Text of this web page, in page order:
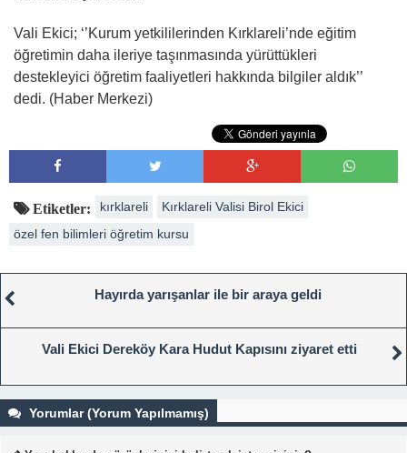
Vali Ekici; ‘’Kurum yetkililerinden Kırklareli’nde eğitim
öğretimin daha ileriye taşınmasında yürüttükleri
destekleyici öğretim faaliyetleri hakkında bilgiler aldık’’
dedi. (Haber Merkezi)
Etiketler: kırklareli
Kırklareli Valisi Birol Ekici
özel fen bilimleri öğretim kursu
Hayırda yarışanlar ile bir araya geldi
Vali Ekici Dereköy Kara Hudut Kapısını ziyaret etti
Yorumlar (Yorum Yapılmamış)